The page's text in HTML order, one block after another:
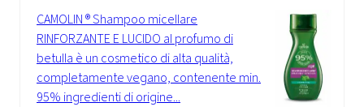
CAMOLIN ® Shampoo micellare
RINFORZANTE E LUCIDO al profumo di
betulla è un cosmetico di alta qualità,
completamente vegano, contenente min.
95% ingredienti di origine...